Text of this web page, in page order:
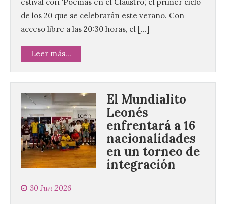
estival con ‘Poemas en el Claustro’, el primer ciclo
de los 20 que se celebrarán este verano. Con
acceso libre a las 20:30 horas, el […]
Leer más...
El Mundialito
Leonés
enfrentará a 16
nacionalidades
en un torneo de
integración
30 Jun 2026